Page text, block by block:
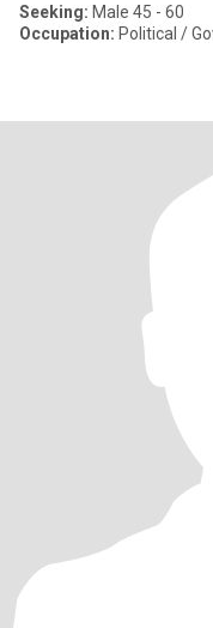
Seeking: Male 45 - 60
Occupation: Political /